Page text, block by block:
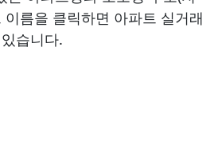
름을 클릭하면 아파트 실거래
습니다.